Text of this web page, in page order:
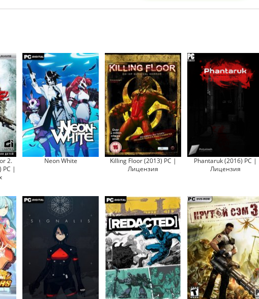
2.
PC |
Neon White
Killing Floor (2013) PC |
Лицензия
Phantaruk (2016) PC |
Лицензия